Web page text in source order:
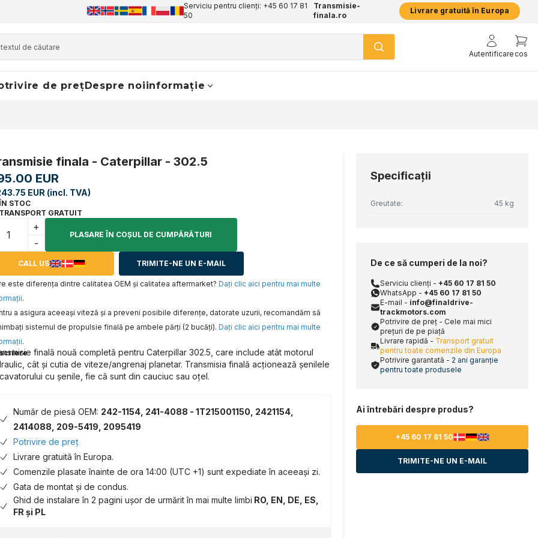
Serviciu pentru clienți: +45 60 17 81
50
Transmisie-
finala.ro
Livrare gratuită în Europa
Autentificare cos
de prețDespre noiinformație
finala - Caterpillar - 302.5
EUR
EUR (incl. TVA)
ÎN STOC
TRANSPORT GRATUIT
+
-
PLASARE ÎN COŞUL DE CUMPĂRĂTURI
CALL US TRIMITE-NE UN E-MAIL
este diferența dintre calitatea OEM și calitatea aftermarket? Daţi clic aici pentru mai multe
.
a asigura aceeaşi viteză şi a preveni posibile diferenţe, datorate uzurii, recomandăm să
sistemul de propulsie finală pe ambele părţi (2 bucăţi). Daţi clic aici pentru mai multe
.
finală nouă completă pentru Caterpillar 302.5, care include atât motorul
cât și cutia de viteze/angrenaj planetar. Transmisia finală acționează șenilele
cu șenile, fie că sunt din cauciuc sau oțel.
Număr de piesă OEM: 242-1154, 241-4088 - 1T215001150, 2421154,
2414088, 209-5419, 2095419
Potrivire de preț
Livrare gratuită în Europa.
Comenzile plasate înainte de ora 14:00 (UTC +1) sunt expediate în aceeași zi.
Gata de montat și de condus.
Ghid de instalare în 2 pagini ușor de urmărit în mai multe limbi RO, EN, DE, ES,
FR și PL
Specificaţii
Greutate: 45 kg
De ce să cumperi de la noi?
Serviciu clienți - +45 60 17 81 50
WhatsApp - +45 60 17 81 50
E-mail - info@finaldrive-
trackmotors.com
Potrivire de preț - Cele mai mici
prețuri de pe piață
Livrare rapidă - Transport gratuit
pentru toate comenzile din Europa
Potrivire garantată - 2 ani garanție
pentru toate produsele
Ai întrebări despre produs?
+45 60 17 81 50
TRIMITE-NE UN E-MAIL